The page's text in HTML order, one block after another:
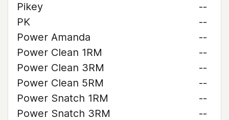
Pikey
--
PK
--
Power Amanda
--
Power Clean 1RM
--
Power Clean 3RM
--
Power Clean 5RM
--
Power Snatch 1RM
--
Power Snatch 3RM
--